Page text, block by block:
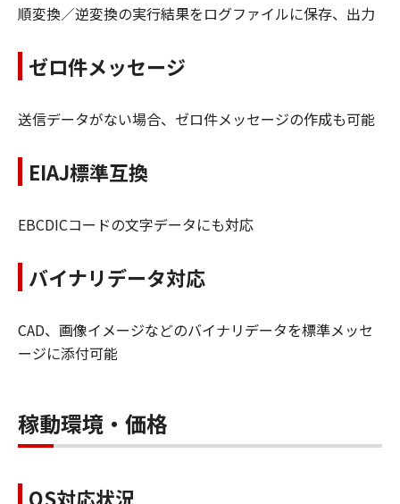
順変換／逆変換の実行結果をログファイルに保存、出力
ゼロ件メッセージ
送信データがない場合、ゼロ件メッセージの作成も可能
EIAJ標準互換
EBCDICコードの文字データにも対応
バイナリデータ対応
CAD、画像イメージなどのバイナリデータを標準メッセ
ージに添付可能
稼動環境・価格
OS対応状況